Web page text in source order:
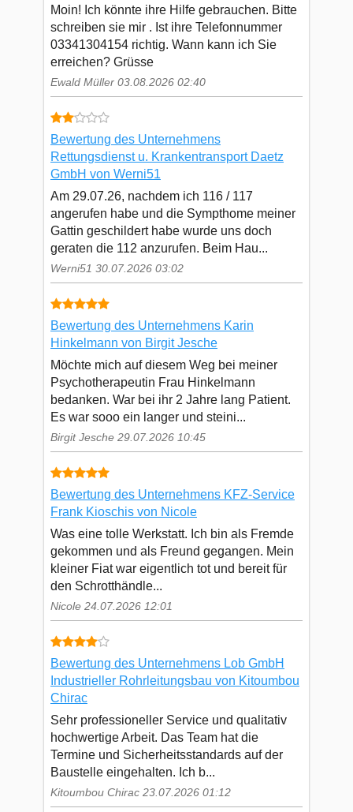
Moin! Ich könnte ihre Hilfe gebrauchen. Bitte
schreiben sie mir . Ist ihre Telefonnummer
03341304154 richtig. Wann kann ich Sie
erreichen? Grüsse
Ewald Müller 03.08.2026 02:40
Bewertung des Unternehmens
Rettungsdienst u. Krankentransport Daetz
GmbH von Werni51
Am 29.07.26, nachdem ich 116 / 117
angerufen habe und die Sympthome meiner
Gattin geschildert habe wurde uns doch
geraten die 112 anzurufen. Beim Hau...
Werni51 30.07.2026 03:02
Bewertung des Unternehmens Karin
Hinkelmann von Birgit Jesche
Möchte mich auf diesem Weg bei meiner
Psychotherapeutin Frau Hinkelmann
bedanken. War bei ihr 2 Jahre lang Patient.
Es war sooo ein langer und steini...
Birgit Jesche 29.07.2026 10:45
Bewertung des Unternehmens KFZ-Service
Frank Kioschis von Nicole
Was eine tolle Werkstatt. Ich bin als Fremde
gekommen und als Freund gegangen. Mein
kleiner Fiat war eigentlich tot und bereit für
den Schrotthändle...
Nicole 24.07.2026 12:01
Bewertung des Unternehmens Lob GmbH
Industrieller Rohrleitungsbau von Kitoumbou
Chirac
Sehr professioneller Service und qualitativ
hochwertige Arbeit. Das Team hat die
Termine und Sicherheitsstandards auf der
Baustelle eingehalten. Ich b...
Kitoumbou Chirac 23.07.2026 01:12